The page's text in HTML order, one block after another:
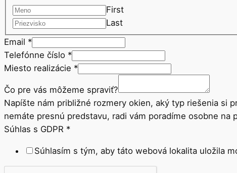
First
Last
Email *
Telefónne číslo *
Miesto realizácie *
Čo pre vás môžeme spraviť?
Napíšte nám približné rozmery okien, aký typ riešenia si
nemáte presnú predstavu, radi vám poradíme osobne na
Miesto
Súhlas s GDPR *
Súhlasím s tým, aby táto webová lokalita uložila